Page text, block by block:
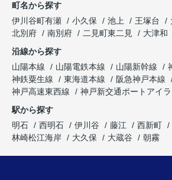
町名から探す
伊川谷町有瀬
小久保 池上 王塚台
北別府
南別府 二見町東二見 大津和
沿線から探す
山陽本線
山陽電鉄本線 山陽新幹線
神鉄粟生線
東海道本線 阪急神戸本線
神戸高速東西線
神戸新交通ポートアイ
駅から探す
明石
西明石 伊川谷 藤江 西新町
林崎松江海岸
大久保 大蔵谷 朝霧